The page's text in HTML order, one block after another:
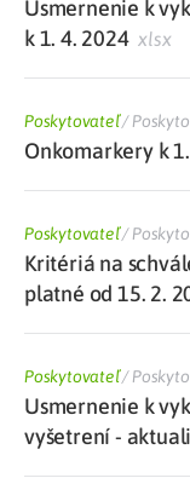
Usmernenie k
k 1. 4. 2024xlsx
Poskytovateľ/
Onkomarkery k
Poskytovateľ/
Kritériá na
platné od 15. 2.
Poskytovateľ/
Usmernenie k
vyšetrení -